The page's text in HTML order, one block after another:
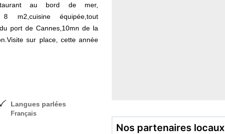
Nos partenaires locaux
au bord de mer,
8 m2,cuisine équipée,tout
port de Cannes,10mn de la
sur place, cette année
vos coordonnées.gmail,
Langues parlées
Français